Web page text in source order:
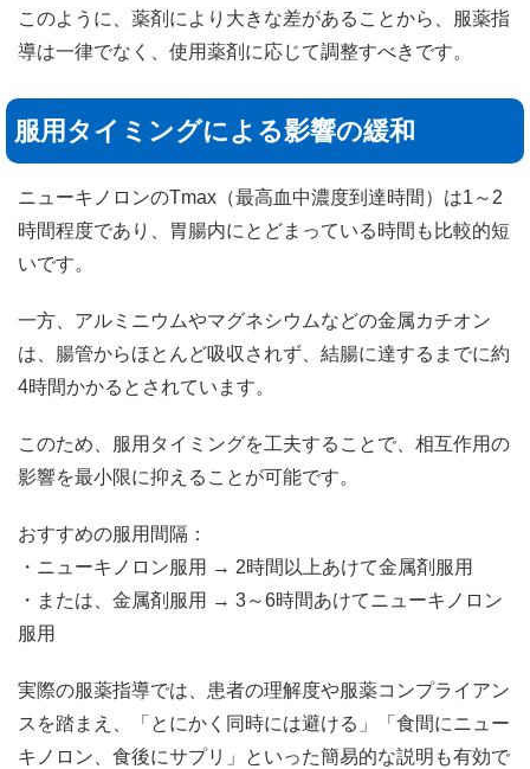
このように、薬剤により大きな差があることから、服薬指
導は一律でなく、使用薬剤に応じて調整すべきです。
服用タイミングによる影響の緩和
ニューキノロンのTmax（最高血中濃度到達時間）は1～2
時間程度であり、胃腸内にとどまっている時間も比較的短
いです。
一方、アルミニウムやマグネシウムなどの金属カチオン
は、腸管からほとんど吸収されず、結腸に達するまでに約
4時間かかるとされています。
このため、服用タイミングを工夫することで、相互作用の
影響を最小限に抑えることが可能です。
おすすめの服用間隔：
・ニューキノロン服用 → 2時間以上あけて金属剤服用
・または、金属剤服用 → 3～6時間あけてニューキノロン
服用
実際の服薬指導では、患者の理解度や服薬コンプライアン
スを踏まえ、「とにかく同時には避ける」「食間にニュー
キノロン、食後にサプリ」といった簡易的な説明も有効で